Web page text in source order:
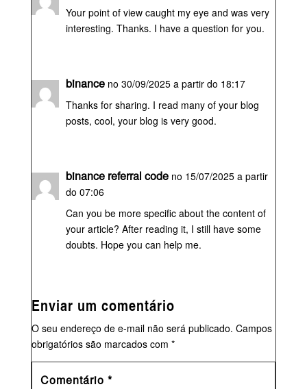
Your point of view caught my eye and was very
interesting. Thanks. I have a question for you.
binance no 30/09/2025 a partir do 18:17
Thanks for sharing. I read many of your blog
posts, cool, your blog is very good.
binance referral code no 15/07/2025 a partir
do 07:06
Can you be more specific about the content of
your article? After reading it, I still have some
doubts. Hope you can help me.
Enviar um comentário
O seu endereço de e-mail não será publicado. Campos
obrigatórios são marcados com *